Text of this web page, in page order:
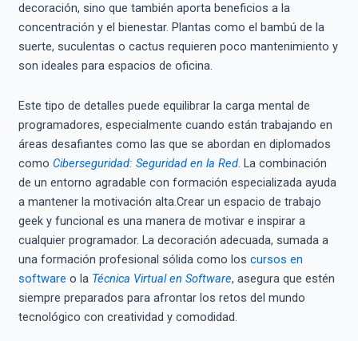
decoración, sino que también aporta beneficios a la
concentración y el bienestar. Plantas como el bambú de la
suerte, suculentas o cactus requieren poco mantenimiento y
son ideales para espacios de oficina.
Este tipo de detalles puede equilibrar la carga mental de
programadores, especialmente cuando están trabajando en
áreas desafiantes como las que se abordan en diplomados
como Ciberseguridad: Seguridad en la Red. La combinación
de un entorno agradable con formación especializada ayuda
a mantener la motivación alta.Crear un espacio de trabajo
geek y funcional es una manera de motivar e inspirar a
cualquier programador. La decoración adecuada, sumada a
una formación profesional sólida como los cursos en
software o la Técnica Virtual en Software, asegura que estén
siempre preparados para afrontar los retos del mundo
tecnológico con creatividad y comodidad.